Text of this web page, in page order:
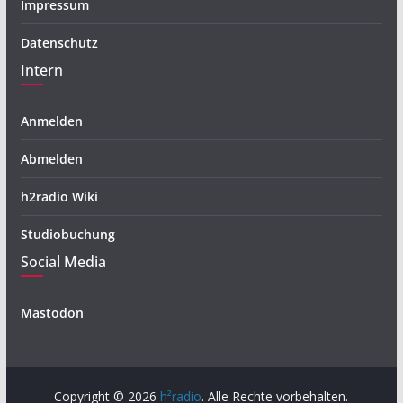
Impressum
Datenschutz
Intern
Anmelden
Abmelden
h2radio Wiki
Studiobuchung
Social Media
Mastodon
Copyright © 2026 h²radio. Alle Rechte vorbehalten.